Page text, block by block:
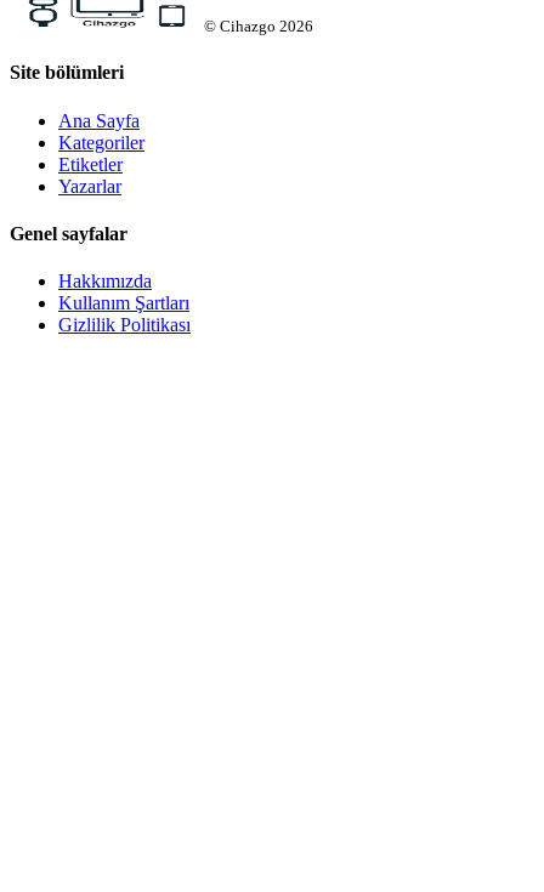
© Cihazgo 2026
Site bölümleri
Ana Sayfa
Kategoriler
Etiketler
Yazarlar
Genel sayfalar
Hakkımızda
Kullanım Şartları
Gizlilik Politikası